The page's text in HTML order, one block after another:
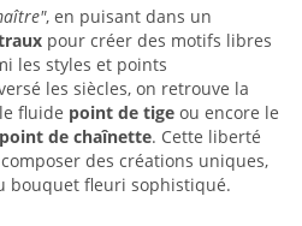
, en puisant dans un
pour créer des motifs libres
les styles et points
les siècles, on retrouve la
fluide point de tige ou encore le
point de chaînette. Cette liberté
des créations uniques,
bouquet fleuri sophistiqué.